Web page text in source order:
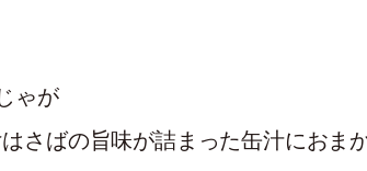
ゃが
さばの旨味が詰まった缶汁におま